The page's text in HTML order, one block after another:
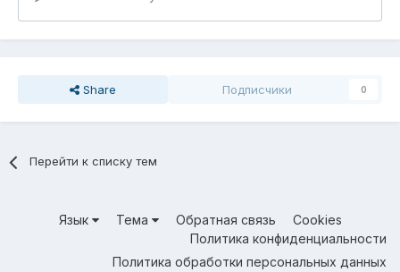
Share Подписчики 0
Перейти к списку тем
Язык Тема Обратная связь
Cookies
Политика конфиденциальности
Политика обработки персональных данных